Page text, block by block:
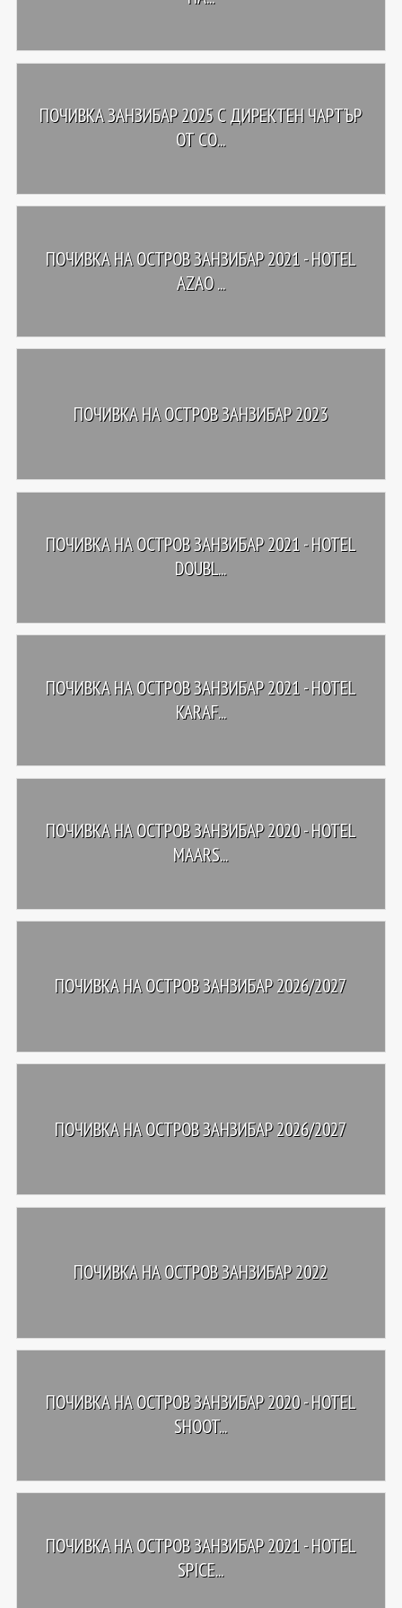
ПОЧИВКА ЗАНЗИБАР 2025 С ДИРЕКТЕН ЧАРТЪР
ОТ СО...
ПОЧИВКА НА ОСТРОВ ЗАНЗИБАР 2021 - HOTEL
AZAO ...
ПОЧИВКА НА ОСТРОВ ЗАНЗИБАР 2023
ПОЧИВКА НА ОСТРОВ ЗАНЗИБАР 2021 - HOTEL
DOUBL...
ПОЧИВКА НА ОСТРОВ ЗАНЗИБАР 2021 - HOTEL
KARAF...
ПОЧИВКА НА ОСТРОВ ЗАНЗИБАР 2020 - HOTEL
MAARS...
ПОЧИВКА НА ОСТРОВ ЗАНЗИБАР 2026/2027
ПОЧИВКА НА ОСТРОВ ЗАНЗИБАР 2026/2027
ПОЧИВКА НА ОСТРОВ ЗАНЗИБАР 2022
ПОЧИВКА НА ОСТРОВ ЗАНЗИБАР 2020 - HOTEL
SHOOT...
ПОЧИВКА НА ОСТРОВ ЗАНЗИБАР 2021 - HOTEL
SPICE...